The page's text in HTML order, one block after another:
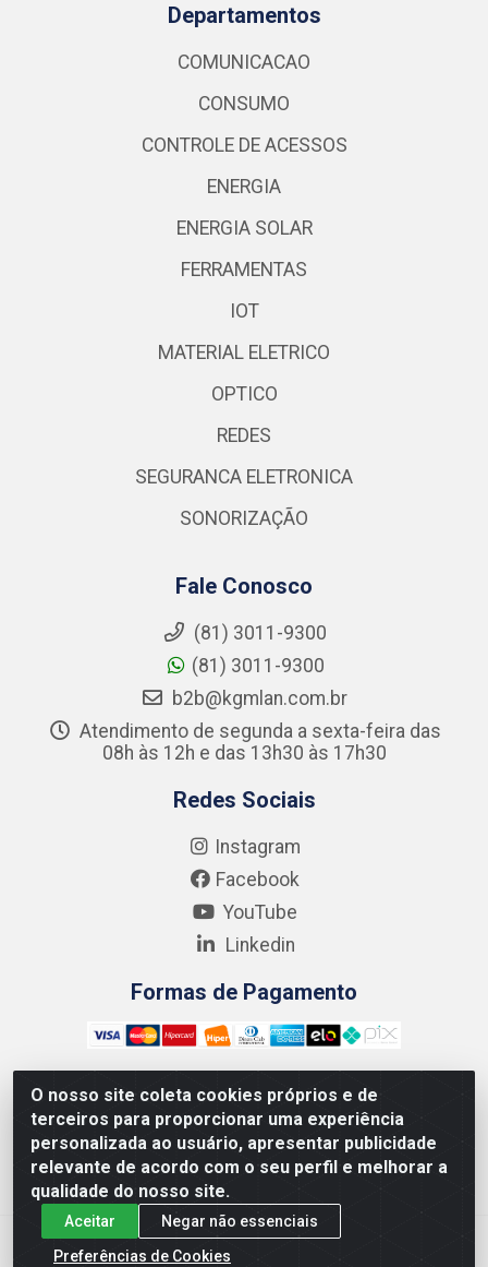
O nosso site coleta cookies próprios e de
terceiros para proporcionar uma experiência
personalizada ao usuário, apresentar publicidade
relevante de acordo com o seu perfil e melhorar a
qualidade do nosso site.
Aceitar
Negar não essenciais
Preferências de Cookies
Departamentos
COMUNICACAO
CONSUMO
CONTROLE DE ACESSOS
ENERGIA
ENERGIA SOLAR
FERRAMENTAS
IOT
MATERIAL ELETRICO
OPTICO
REDES
SEGURANCA ELETRONICA
SONORIZAÇÃO
Fale Conosco
(81) 3011-9300
(81) 3011-9300
b2b@kgmlan.com.br
Atendimento de segunda a sexta-feira das
08h às 12h e das 13h30 às 17h30
Redes Sociais
Instagram
Facebook
YouTube
Linkedin
Formas de Pagamento
Kgmlan Distribuidora LTDA - CNPJ 18.217.682/0001-54 -
Rua Pedro de Barros Cavalcante, 58 - Bultrins, Olinda/PE
- CEP 53320-110